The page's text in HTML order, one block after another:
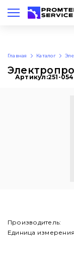
Рус
Главная Каталог
Артикул:251-
Производитель:
Единица